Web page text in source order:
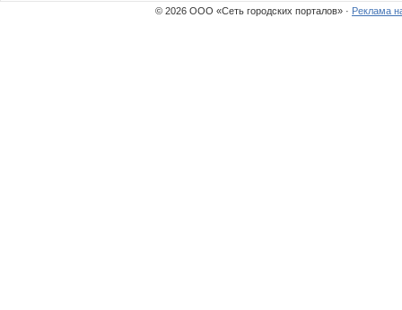
© 2026 ООО «Сеть городских порталов» · Реклама